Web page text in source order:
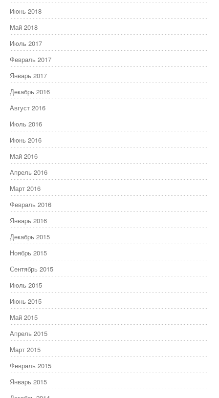
Июнь 2018
Май 2018
Июль 2017
Февраль 2017
Январь 2017
Декабрь 2016
Август 2016
Июль 2016
Июнь 2016
Май 2016
Апрель 2016
Март 2016
Февраль 2016
Январь 2016
Декабрь 2015
Ноябрь 2015
Сентябрь 2015
Июль 2015
Июнь 2015
Май 2015
Апрель 2015
Март 2015
Февраль 2015
Январь 2015